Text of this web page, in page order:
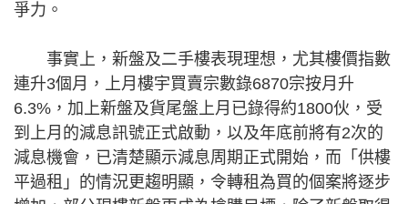
爭力。
事實上，新盤及二手樓表現理想，尤其樓價指數
連升3個月，上月樓宇買賣宗數錄6870宗按月升
6.3%，加上新盤及貨尾盤上月已錄得約1800伙，受
到上月的減息訊號正式啟動，以及年底前將有2次的
減息機會，已清楚顯示減息周期正式開始，而「供樓
平過租」的情況更趨明顯，令轉租為買的個案將逐步